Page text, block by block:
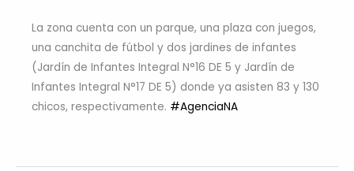
La zona cuenta con un parque, una plaza con juegos,
una canchita de fútbol y dos jardines de infantes
(Jardín de Infantes Integral N°16 DE 5 y Jardín de
Infantes Integral N°17 DE 5) donde ya asisten 83 y 130
chicos, respectivamente. #AgenciaNA